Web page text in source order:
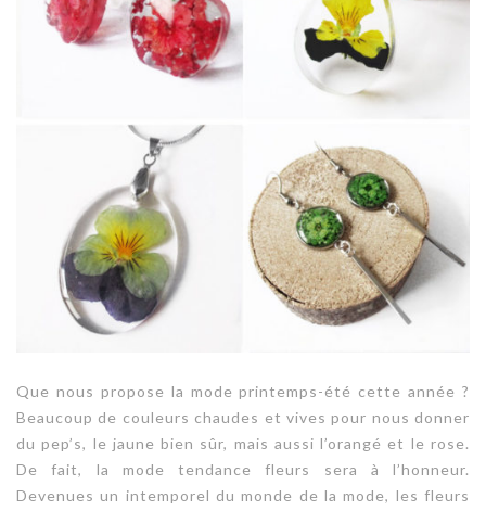
Que nous propose la mode printemps-été cette année ?
Beaucoup de couleurs chaudes et vives pour nous donner
du pep’s, le jaune bien sûr, mais aussi l’orangé et le rose.
De fait, la mode tendance fleurs sera à l’honneur.
Devenues un intemporel du monde de la mode, les fleurs